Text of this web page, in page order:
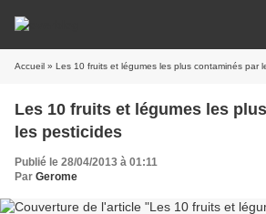
Accueil » Les 10 fruits et légumes les plus contaminés par
Les 10 fruits et légumes les
les pesticides
Publié le 28/04/2013 à 01:11
Par Gerome